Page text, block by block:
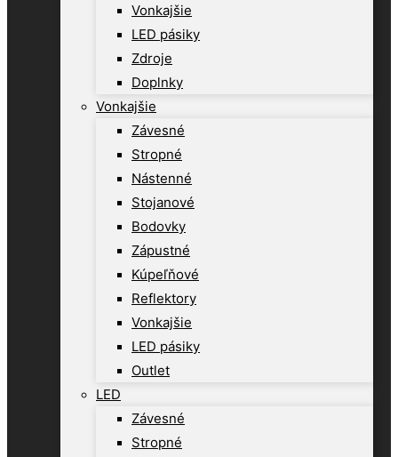
Vonkajšie
LED pásiky
Zdroje
Doplnky
Vonkajšie
Závesné
Stropné
Nástenné
Stojanové
Bodovky
Zápustné
Kúpeľňové
Reflektory
Vonkajšie
LED pásiky
Outlet
LED
Závesné
Stropné